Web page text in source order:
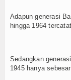
Adapun generasi
hingga 1964
Sedangkan
1945 hanya